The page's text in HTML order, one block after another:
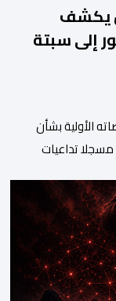
يكشف
إلى سبتة
الأولية بشأن
مسجلا تداعيات
والحقوق
اعتمد في تتبعه
إلى شهادات عدد […]